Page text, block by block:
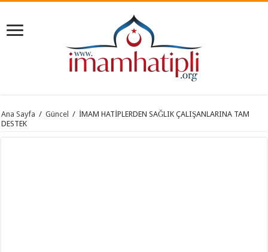
Ana Sayfa / Güncel / İMAM HATİPLERDEN SAĞLIK ÇALIŞANLARINA TAM
DESTEK